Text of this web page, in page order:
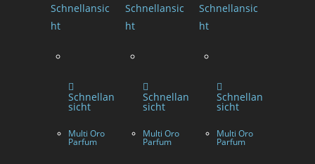
Schnellansic
ht
Schnellan
sicht
Multi Oro
Parfum
Schnellansic
ht
Schnellan
sicht
Multi Oro
Parfum
Schnellansic
ht
Schnellan
sicht
Multi Oro
Parfum